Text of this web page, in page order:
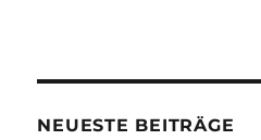
NEUESTE BEITRÄGE